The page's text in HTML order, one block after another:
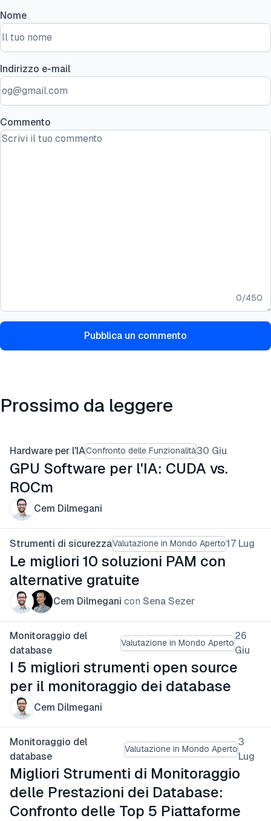
Nome
Indirizzo e-mail
Commento
0/450
Pubblica un commento
Prossimo da leggere
Hardware per l'IAConfronto delle Funzionalità30 Giu
GPU Software per l'IA: CUDA vs.
ROCm
Cem Dilmegani
Strumenti di sicurezzaValutazione in Mondo Aperto17 Lug
Le migliori 10 soluzioni PAM con
alternative gratuite
Cem Dilmegani con Sena Sezer
Monitoraggio del
database
Valutazione in Mondo Aperto
26
Giu
I 5 migliori strumenti open source
per il monitoraggio dei database
Cem Dilmegani
Monitoraggio del
database
Valutazione in Mondo Aperto
3
Lug
Migliori Strumenti di Monitoraggio
delle Prestazioni dei Database:
Confronto delle Top 5 Piattaforme